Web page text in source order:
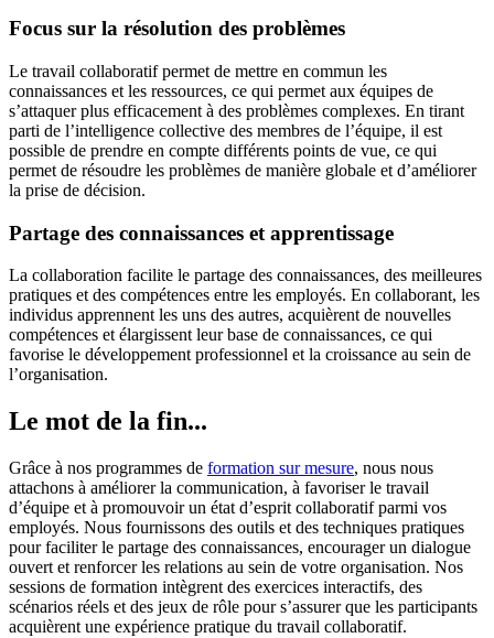
Focus sur la résolution des problèmes
Le travail collaboratif permet de mettre en commun les
connaissances et les ressources, ce qui permet aux équipes de
s’attaquer plus efficacement à des problèmes complexes. En tirant
parti de l’intelligence collective des membres de l’équipe, il est
possible de prendre en compte différents points de vue, ce qui
permet de résoudre les problèmes de manière globale et d’améliorer
la prise de décision.
Partage des connaissances et apprentissage
La collaboration facilite le partage des connaissances, des meilleures
pratiques et des compétences entre les employés. En collaborant, les
individus apprennent les uns des autres, acquièrent de nouvelles
compétences et élargissent leur base de connaissances, ce qui
favorise le développement professionnel et la croissance au sein de
l’organisation.
Le mot de la fin...
Grâce à nos programmes de formation sur mesure, nous nous
attachons à améliorer la communication, à favoriser le travail
d’équipe et à promouvoir un état d’esprit collaboratif parmi vos
employés. Nous fournissons des outils et des techniques pratiques
pour faciliter le partage des connaissances, encourager un dialogue
ouvert et renforcer les relations au sein de votre organisation. Nos
sessions de formation intègrent des exercices interactifs, des
scénarios réels et des jeux de rôle pour s’assurer que les participants
acquièrent une expérience pratique du travail collaboratif.